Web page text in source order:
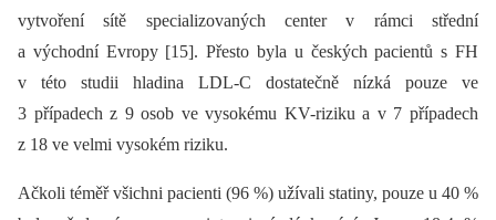
vytvoření sítě specializovaných center v rámci střední
a východní Evropy [15]. Přesto byla u českých pacientů s FH
v této studii hladina LDL-C dostatečně nízká pouze ve
3 případech z 9 osob ve vysokému KV-riziku a v 7 případech
z 18 ve velmi vysokém riziku.
Ačkoli téměř všichni pacienti (96 %) užívali statiny, pouze u 40 %